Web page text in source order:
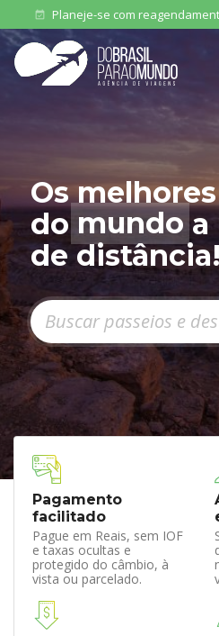
event_available Planeje-se com
Os
do mundo a
de
Pesquisar produtos
Pagamento
facilitado
Pague em Reais, sem IOF
e taxas ocultas e
protegido do câmbio, à
vista ou parcelado.